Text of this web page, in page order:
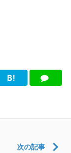
B!
は
LINE
次の記事